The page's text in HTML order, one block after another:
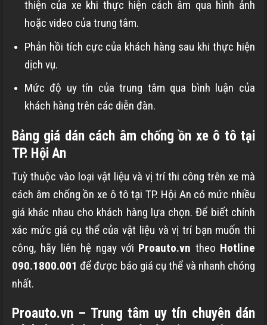
thiện của xe khi thực hiện cách âm qua hình ảnh
hoặc video của trung tâm.
Phản hồi tích cực của khách hàng sau khi thực hiện
dịch vụ.
Mức độ uy tín của trung tâm qua bình luận của
khách hàng trên các diễn đàn.
Bảng giá dán cách âm chống ồn xe ô tô tại
TP. Hội An
Tuỳ thuộc vào loại vật liệu và vị trí thi công trên xe mà
cách âm chống ồn xe ô tô tại TP. Hội An có mức nhiều
giá khác nhau cho khách hàng lựa chọn. Để biết chính
xác mức giá cụ thể của vật liệu và vị trí bạn muốn thi
công, hãy liên hệ ngay với Proauto.vn theo Hotline
090.1800.001 để được báo giá cụ thể và nhanh chóng
nhất.
Proauto.vn – Trung tâm uy tín chuyên dán